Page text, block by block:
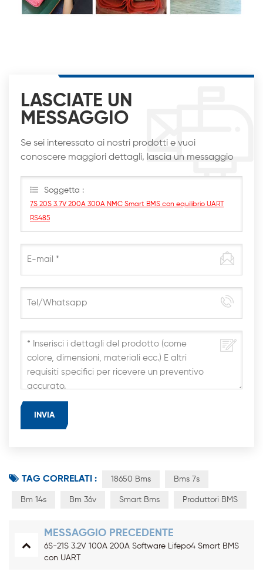
LASCIATE UN
MESSAGGIO
Se sei interessato ai nostri prodotti e vuoi
conoscere maggiori dettagli, lascia un messaggio
Soggetta :
7S 20S 3.7V 200A 300A NMC Smart BMS con equilibrio UART
RS485
TAG CORRELATI : 18650 Bms Bms 7s
Bm 14s Bm 36v Smart Bms Produttori BMS
MESSAGGIO PRECEDENTE
6S-21S 3.2V 100A 200A Software Lifepo4 Smart BMS
con UART